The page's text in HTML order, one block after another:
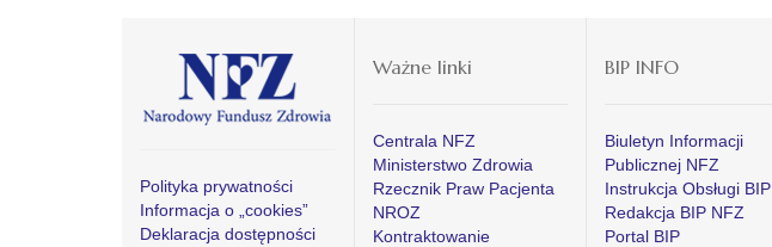
Polityka prywatności
Informacja o „cookies”
Deklaracja dostępności
Ważne linki
Centrala NFZ
Ministerstwo Zdrowia
Rzecznik Praw Pacjenta
NROZ
Kontraktowanie
BIP INFO
Biuletyn Informacji
Publicznej NFZ
Instrukcja Obsługi BIP
Redakcja BIP NFZ
Portal BIP